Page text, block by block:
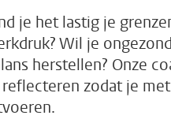
je het lastig je
Wil je
herstellen? Onze
zodat je